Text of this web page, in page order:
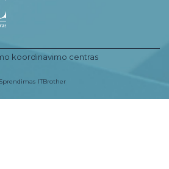
koordinavimo centras
Sprendimas ITBrother